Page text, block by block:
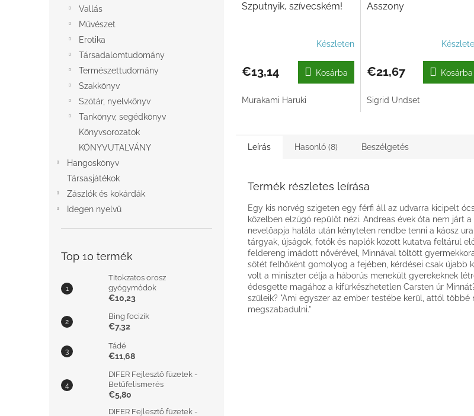
Vallás
Művészet
Erotika
Társadalomtudomány
Természettudomány
Szakkönyv
Szótár, nyelvkönyv
Tankönyv, segédkönyv
Könyvsorozatok
KÖNYVUTALVÁNY
Hangoskönyv
Társasjátékok
Zászlók és kokárdák
Idegen nyelvű
Top 10 termék
Titokzatos orosz
gyógymódok
€10,23
Bing focizik
€7,32
Tádé
€11,68
DIFER Fejlesztő füzetek -
Betűfelismerés
€5,80
DIFER Fejlesztő füzetek -
Szputnyik, szívecském!
Készleten
€13,14 Kosárba
Murakami Haruki
Asszony
€21,67 Kosárba
Sigrid Undset
Leírás Hasonló (8) Beszélgetés
Termék részletes leírása
Egy kis norvég szigeten egy férfi áll az udvarra kicipelt
közelben elzúgó repülőt nézi. Andreas évek óta nem járt
nevelőapja halála után kénytelen rendbe tenni a káosz
tárgyak, újságok, fotók és naplók között kutatva feltárul
feldereng imádott nővérével, Minnával töltött
sötét felhőként gomolyog a fejében, kérdései csak újabb
volt a miniszter célja a háborús menekült gyerekeknek
édesgette magához a kifürkészhetetlen Carsten úr
szüleik? "Ami egyszer az ember testébe kerül, attól többé
megszabadulni."